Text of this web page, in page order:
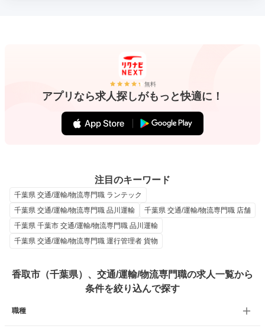
無料
アプリなら求人探しがもっと快適に！
注目のキーワード
千葉県 交通/運輸/物流専門職 ランテック
千葉県 交通/運輸/物流専門職 品川運輸
千葉県 交通/運輸/物流専門職 店舗
千葉県 千葉市 交通/運輸/物流専門職 品川運輸
千葉県 交通/運輸/物流専門職 運行管理者 貨物
香取市（千葉県）、交通/運輸/物流専門職の求人一覧から
条件を絞り込んで探す
職種